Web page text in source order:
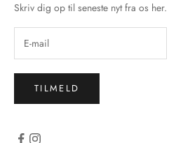
Skriv dig op til seneste nyt fra os her.
TILMELD